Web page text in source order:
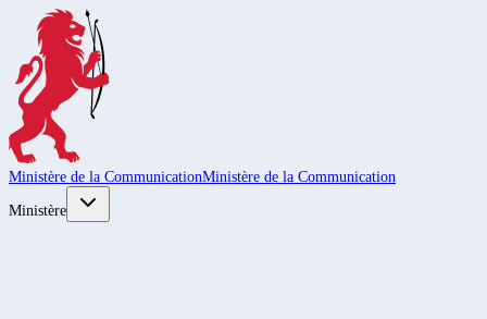
Ministère de la CommunicationMinistère de la Communication
Ministère